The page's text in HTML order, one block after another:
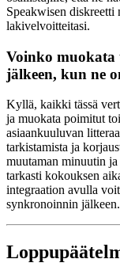
Speakwisen diskreetti
lakivelvoitteitasi.
Voinko muokata
jälkeen, kun ne
Kyllä, kaikki tässä
ja muokata poimitut
asiaankuuluvan
tarkistamista ja
muutaman minuutin ja
tarkasti kokouksen
integraation avulla
synkronoinnin jälkeen.